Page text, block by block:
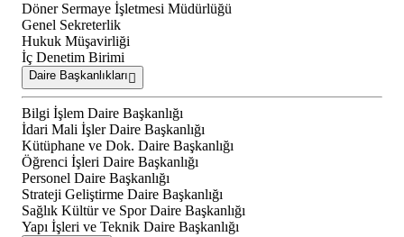
Döner Sermaye İşletmesi Müdürlüğü
Genel Sekreterlik
Hukuk Müşavirliği
İç Denetim Birimi
Daire Başkanlıkları
Bilgi İşlem Daire Başkanlığı
İdari Mali İşler Daire Başkanlığı
Kütüphane ve Dok. Daire Başkanlığı
Öğrenci İşleri Daire Başkanlığı
Personel Daire Başkanlığı
Strateji Geliştirme Daire Başkanlığı
Sağlık Kültür ve Spor Daire Başkanlığı
Yapı İşleri ve Teknik Daire Başkanlığı